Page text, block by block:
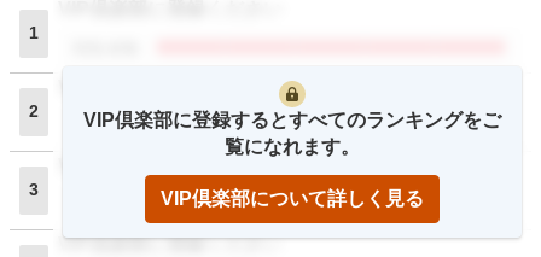
1
2
VIP倶楽部に登録ください
閲覧者数
3
VIP倶楽部に登録ください
VIP倶楽部に登録するとすべてのランキングをご
覧になれます。
VIP倶楽部について詳しく見る